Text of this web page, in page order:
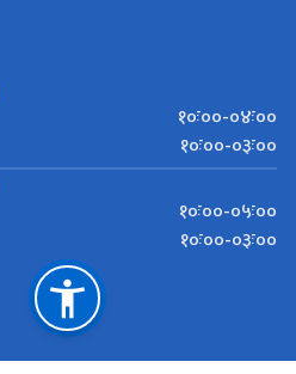
१०ः००-०४ः००
१०ः००-०३ः००
१०ः००-०५ः००
१०ः००-०३ः००